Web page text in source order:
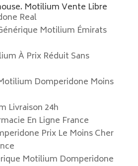
Motilium Vente Libre
Real
Motilium Émirats
À Prix Réduit Sans
Domperidone Moins
Livraison 24h
En Ligne France
Prix Le Moins Cher
Motilium Domperidone